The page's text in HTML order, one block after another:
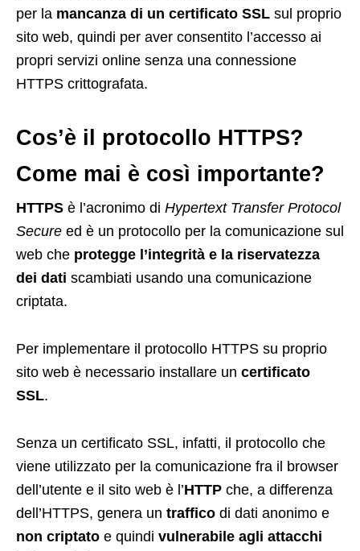
per la mancanza di un certificato SSL sul proprio
sito web, quindi per aver consentito l’accesso ai
propri servizi online senza una connessione
HTTPS crittografata.
Cos’è il protocollo HTTPS?
Come mai è così importante?
HTTPS è l’acronimo di Hypertext Transfer Protocol
Secure ed è un protocollo per la comunicazione sul
web che protegge l’integrità e la riservatezza
dei dati scambiati usando una comunicazione
criptata.
Per implementare il protocollo HTTPS su proprio
sito web è necessario installare un certificato
SSL.
Senza un certificato SSL, infatti, il protocollo che
viene utilizzato per la comunicazione fra il browser
dell’utente e il sito web è l’HTTP che, a differenza
dell’HTTPS, genera un traffico di dati anonimo e
non criptato e quindi vulnerabile agli attacchi